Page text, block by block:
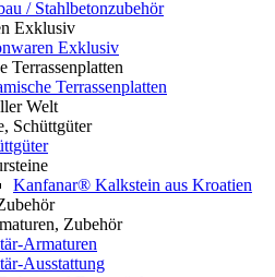
/ Stahlbetonzubehör
Exklusiv
Exklusiv
Terrassenplatten
Terrassenplatten
Welt
Schüttgüter
Kanfanar® Kalkstein aus Kroatien
Zubehör
Armaturen
Ausstattung